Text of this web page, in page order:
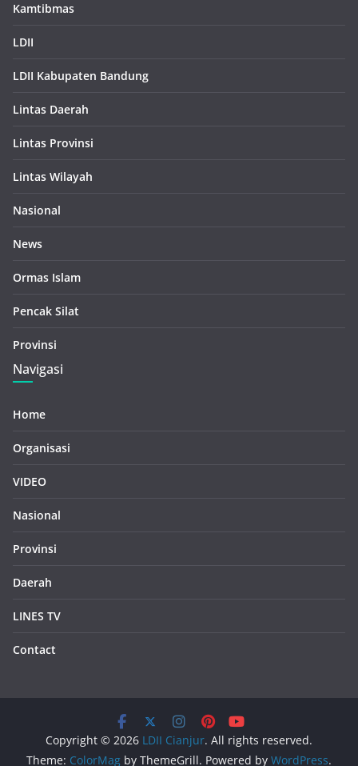
Kamtibmas
LDII
LDII Kabupaten Bandung
Lintas Daerah
Lintas Provinsi
Lintas Wilayah
Nasional
News
Ormas Islam
Pencak Silat
Provinsi
Navigasi
Home
Organisasi
VIDEO
Nasional
Provinsi
Daerah
LINES TV
Contact
Copyright © 2026 LDII Cianjur. All rights reserved.
Theme: ColorMag by ThemeGrill. Powered by WordPress.